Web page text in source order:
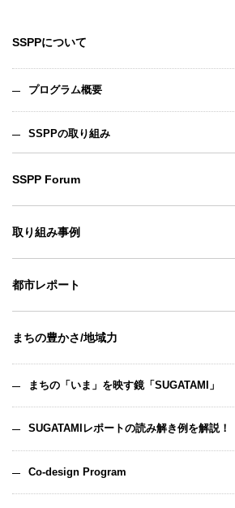
SSPPについて
プログラム概要
SSPPの取り組み
SSPP Forum
取り組み事例
都市レポート
まちの豊かさ/地域力
まちの「いま」を映す鏡「SUGATAMI」
SUGATAMIレポートの読み解き例を解説！
Co-design Program